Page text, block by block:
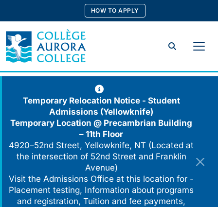
content
HOW TO APPLY
Search
Temporary Relocation Notice - Student
Admissions (Yellowknife)
Temporary Location @ Precambrian Building
– 11th Floor
4920–52nd Street, Yellowknife, NT (Located at
the intersection of 52nd Street and Franklin
Avenue)
Visit the Admissions Office at this location for -
Placement testing, Information about programs
and registration, Tuition and fee payments,